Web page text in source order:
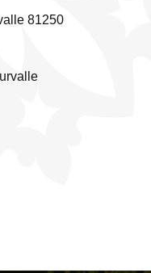
81250